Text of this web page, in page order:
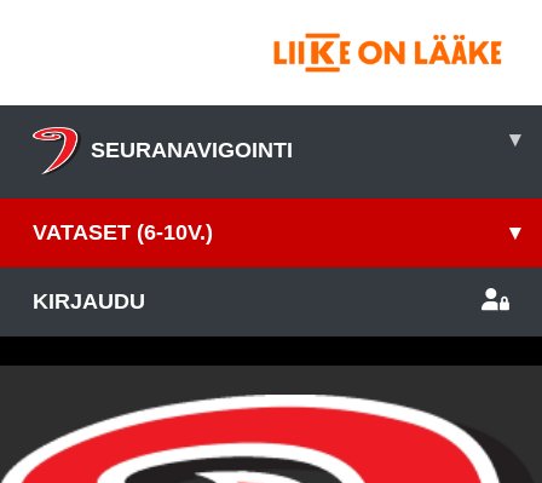
SEURANAVIGOINTI ▾
VATASET (6-10V.) ▾
KIRJAUDU